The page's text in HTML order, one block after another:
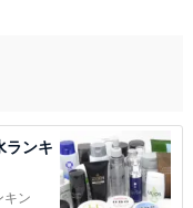
ランキ
キン